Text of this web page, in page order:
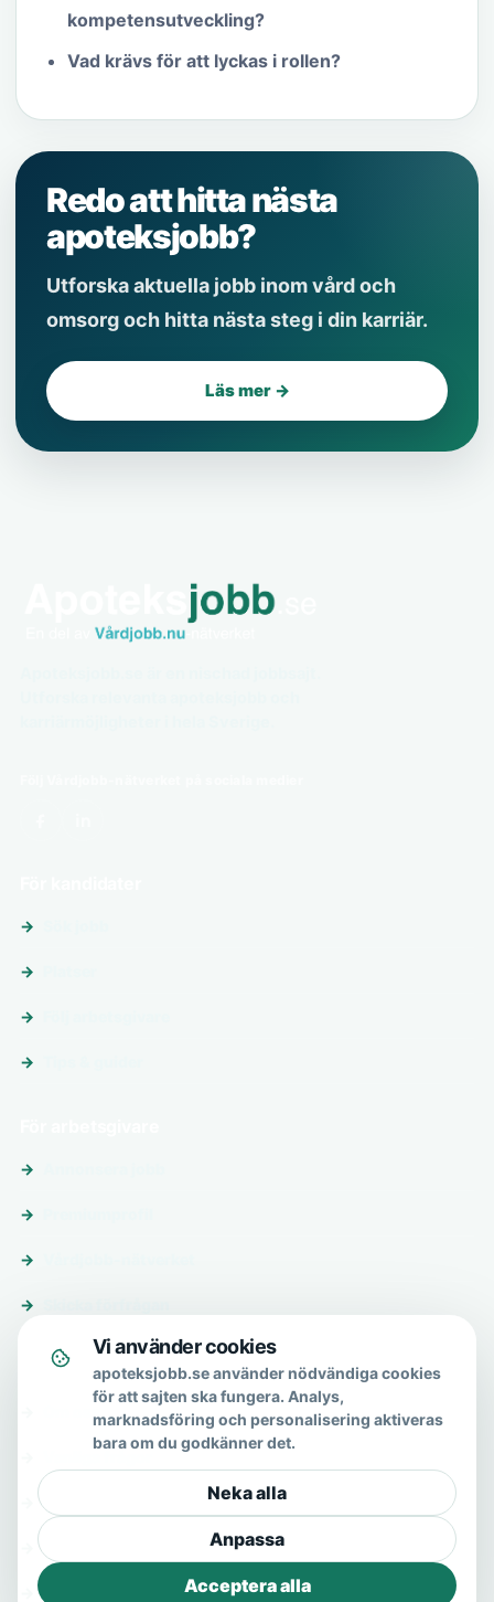
kompetensutveckling?
Vad krävs för att lyckas i rollen?
Redo att hitta nästa
apoteksjobb?
Utforska aktuella jobb inom vård och
omsorg och hitta nästa steg i din karriär.
Läs mer →
Om & hjälp
Vi använder cookies
apoteksjobb.se använder nödvändiga cookies
för att sajten ska fungera. Analys,
marknadsföring och personalisering aktiveras
bara om du godkänner det.
Neka alla
Anpassa
Acceptera alla